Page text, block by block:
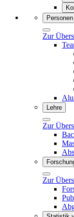
Personen
Zur
Lehre
Zur
Zur